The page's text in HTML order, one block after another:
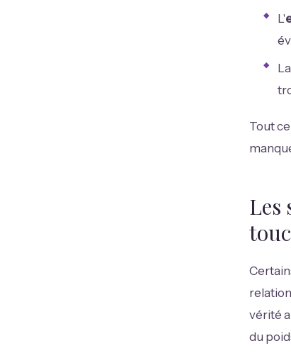
L'
La
Tout
Les
vérité
du